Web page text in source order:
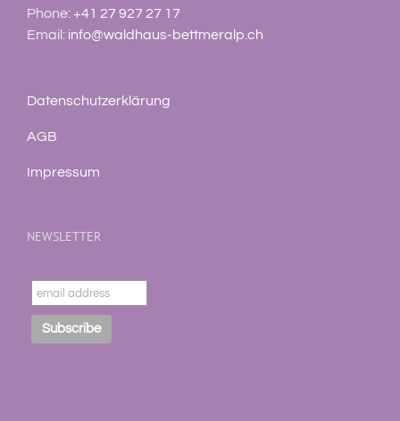
Phone:+41 27 927 27 17
Email: info@waldhaus-bettmeralp.ch
Datenschutzerklärung
AGB
Impressum
NEWSLETTER